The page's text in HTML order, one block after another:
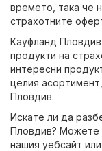
времето, така че
страхотните
Кауфланд
продукти на
интересни
целия
Пловдив.
Искате ли да
Пловдив? Можете
нашия уебсайт